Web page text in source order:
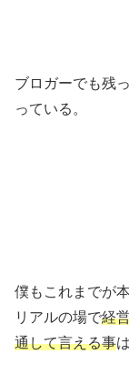
ブロガーでも残
っている。
僕もこれまでが
リアルの場で経
通して言える事